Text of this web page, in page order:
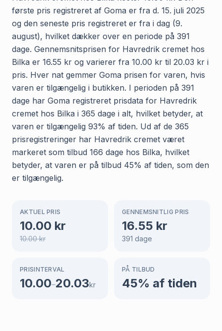
første pris registreret af Goma er fra d. 15. juli 2025
og den seneste pris registreret er fra i dag (9.
august), hvilket dækker over en periode på 391
dage. Gennemsnitsprisen for Havredrik cremet hos
Bilka er 16.55 kr og varierer fra 10.00 kr til 20.03 kr i
pris. Hver nat gemmer Goma prisen for varen, hvis
varen er tilgængelig i butikken. I perioden på 391
dage har Goma registreret prisdata for Havredrik
cremet hos Bilka i 365 dage i alt, hvilket betyder, at
varen er tilgængelig 93% af tiden. Ud af de 365
prisregistreringer har Havredrik cremet været
markeret som tilbud 166 dage hos Bilka, hvilket
betyder, at varen er på tilbud 45% af tiden, som den
er tilgængelig.
AKTUEL PRIS
10.00 kr
10.00kr
GENNEMSNITLIG PRIS
16.55 kr
391 dage
PRISINTERVAL
10.00–20.03kr
PÅ TILBUD
45% af tiden